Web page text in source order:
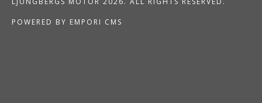
POWERED BY EMPORI CMS